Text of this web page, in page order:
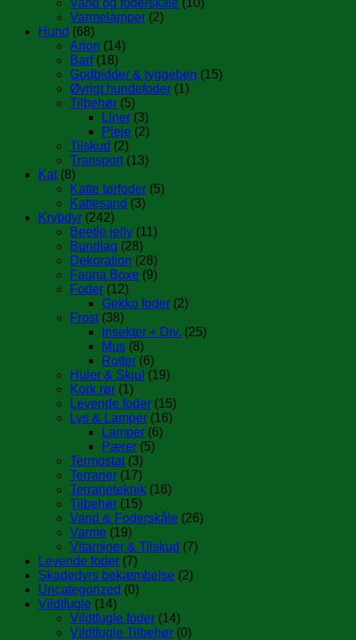
Vand og foderskåle (10)
Varmelamper (2)
Hund (68)
Arion (14)
Barf (18)
Godbidder & tyggeben (15)
Øvrigt hundefoder (1)
Tilbehør (5)
Liner (3)
Pleje (2)
Tilskud (2)
Transport (13)
Kat (8)
Katte tørfoder (5)
Kattesand (3)
Krybdyr (242)
Beetle jelly (11)
Bundlag (28)
Dekoration (28)
Fauna Boxe (9)
Foder (12)
Gekko foder (2)
Frost (38)
Insekter + Div. (25)
Mus (8)
Rotter (6)
Huler & Skjul (19)
Kork rør (1)
Levende foder (15)
Lys & Lamper (16)
Lamper (6)
Pærer (5)
Termostat (3)
Terrarier (17)
Terrarieteknik (16)
Tilbehør (15)
Vand & Foderskåle (26)
Varme (19)
Vitaminer & Tilskud (7)
Levende foder (7)
Skadedyrs bekæmbelse (2)
Uncategorized (0)
Vildtfugle (14)
Vildtfugle foder (14)
Vildtfugle Tilbehør (0)